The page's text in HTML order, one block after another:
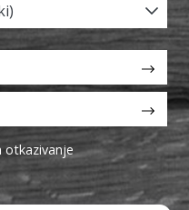
otkazivanje